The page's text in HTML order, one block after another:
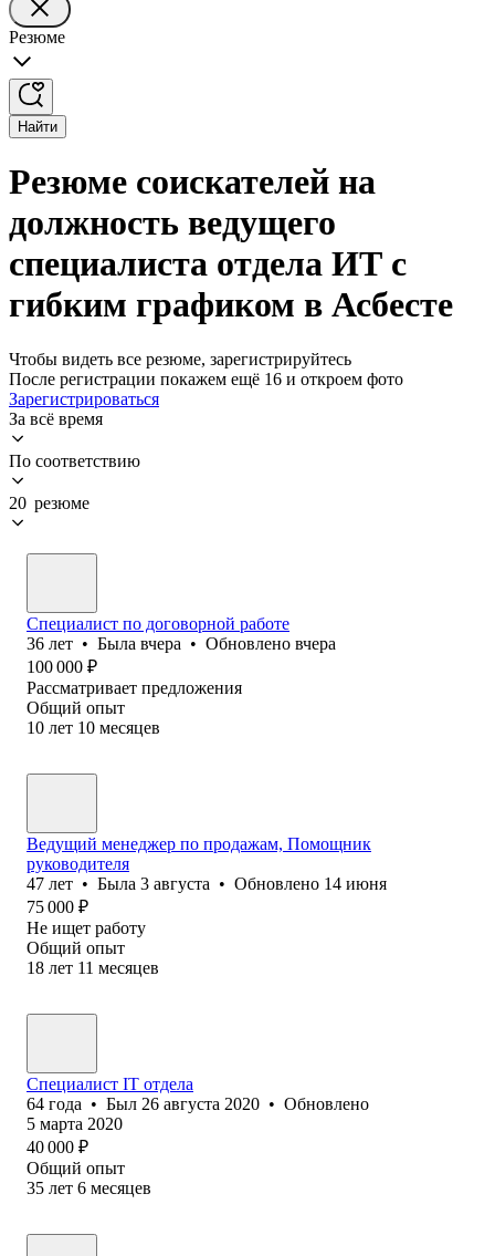
Резюме
Найти
Резюме соискателей на
должность ведущего
специалиста отдела ИТ с
гибким графиком в Асбесте
Чтобы видеть все резюме, зарегистрируйтесь
После регистрации покажем ещё 16 и откроем фото
Зарегистрироваться
За всё время
По соответствию
20 резюме
Специалист по договорной работе
36 лет • Была вчера • Обновлено вчера
100 000 ₽
Рассматривает предложения
Общий опыт
10 лет 10 месяцев
Ведущий менеджер по продажам, Помощник
руководителя
47 лет • Была 3 августа • Обновлено 14 июня
75 000 ₽
Не ищет работу
Общий опыт
18 лет 11 месяцев
Специалист IT отдела
64 года • Был 26 августа 2020 • Обновлено
5 марта 2020
40 000 ₽
Общий опыт
35 лет 6 месяцев